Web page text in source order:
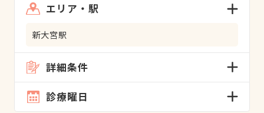
エリア・駅
新大宮駅
詳細条件
診療曜日